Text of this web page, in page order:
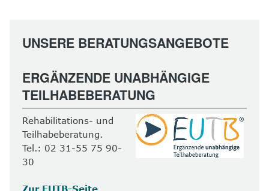
UNSERE BERATUNGSANGEBOTE
ERGÄNZENDE UNABHÄNGIGE
TEILHABEBERATUNG
Rehabilitations- und
Teilhabeberatung.
Tel.: 02 31-55 75 90-
30
Zur EUTB-Seite